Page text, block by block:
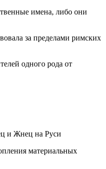
имена, либо они
за пределами римских
одного рода от
материальных